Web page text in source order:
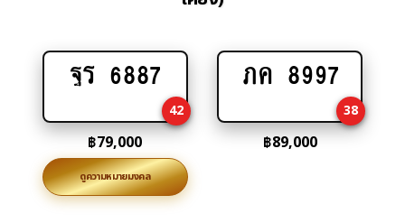
Add
cart
ฐร 6887
42
฿79,000
ดูความหมายมงคล
Add
cart
ภค 8997
38
฿89,000